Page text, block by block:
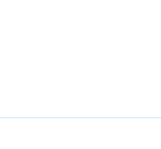
И это
души и